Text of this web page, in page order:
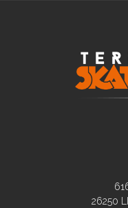
26250